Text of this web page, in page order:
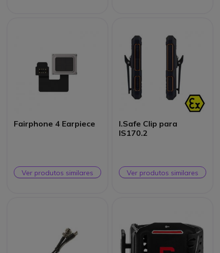
Fairphone 4 Earpiece
Ver produtos similares
I.Safe Clip para
IS170.2
Ver produtos similares